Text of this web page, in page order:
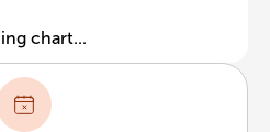
chart...